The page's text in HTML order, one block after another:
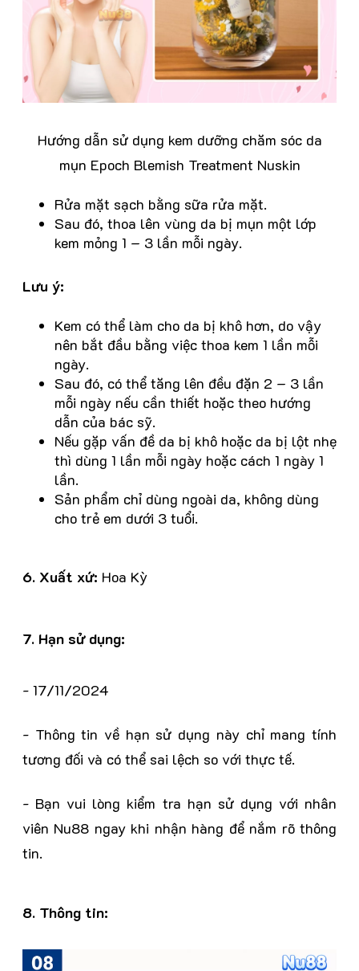
Hướng dẫn sử dụng kem dưỡng chăm sóc da
mụn Epoch Blemish Treatment Nuskin
Rửa mặt sạch bằng sữa rửa mặt.
Sau đó, thoa lên vùng da bị mụn một lớp
kem mỏng 1 – 3 lần mỗi ngày.
Lưu ý:
Kem có thể làm cho da bị khô hơn, do vậy
nên bắt đầu bằng việc thoa kem 1 lần mỗi
ngày.
Sau đó, có thể tăng lên đều đặn 2 – 3 lần
mỗi ngày nếu cần thiết hoặc theo hướng
dẫn của bác sỹ.
Nếu gặp vấn đề da bị khô hoặc da bị lột nhẹ
thì dùng 1 lần mỗi ngày hoặc cách 1 ngày 1
lần.
Sản phẩm chỉ dùng ngoài da, không dùng
cho trẻ em dưới 3 tuổi.
6. Xuất xứ: Hoa Kỳ
7. Hạn sử dụng:
- 17/11/2024
- Thông tin về hạn sử dụng này chỉ mang tính
tương đối và có thể sai lệch so với thực tế.
- Bạn vui lòng kiểm tra hạn sử dụng với nhân
viên Nu88 ngay khi nhận hàng để nắm rõ thông
tin.
8. Thông tin: